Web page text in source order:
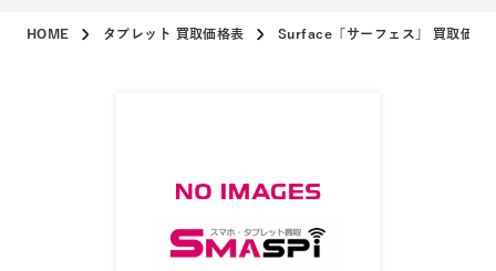
HOME タブレット 買取価格表 Surface「サーフェス」 買取価格